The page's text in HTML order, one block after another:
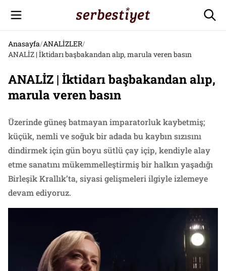
Anasayfa/ANALİZLER/
ANALİZ | İktidarı başbakandan alıp, marula veren basın
ANALİZ | İktidarı başbakandan alıp,
marula veren basın
Üzerinde güneş batmayan imparatorluk kaybetmiş;
küçük, nemli ve soğuk bir adada bu kaybın sızısını
dindirmek için gün boyu sütlü çay içip, kendiyle alay
etme sanatını mükemmelleştirmiş bir halkın yaşadığı
Birleşik Krallık’ta, siyasi gelişmeleri ilgiyle izlemeye
devam ediyoruz.